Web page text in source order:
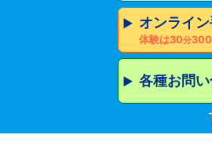
▶︎ オンライ
体験は30分300
▶︎ 各種お問